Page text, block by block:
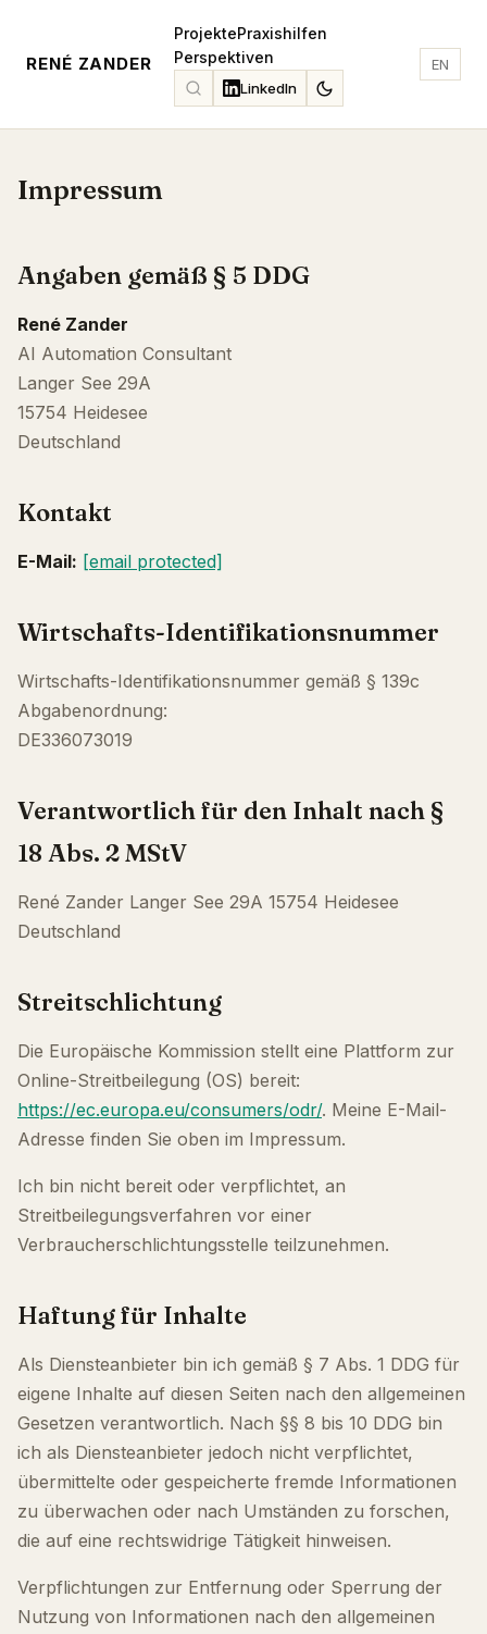
RENÉ ZANDER
ProjektePraxishilfen
Perspektiven
LinkedIn
EN
Impressum
Angaben gemäß § 5 DDG
René Zander
AI Automation Consultant
Langer See 29A
15754 Heidesee
Deutschland
Kontakt
E-Mail: [email protected]
Wirtschafts-Identifikationsnummer
Wirtschafts-Identifikationsnummer gemäß § 139c
Abgabenordnung:
DE336073019
Verantwortlich für den Inhalt nach §
18 Abs. 2 MStV
René Zander Langer See 29A 15754 Heidesee
Deutschland
Streitschlichtung
Die Europäische Kommission stellt eine Plattform zur
Online-Streitbeilegung (OS) bereit:
https://ec.europa.eu/consumers/odr/. Meine E-Mail-
Adresse finden Sie oben im Impressum.
Ich bin nicht bereit oder verpflichtet, an
Streitbeilegungsverfahren vor einer
Verbraucherschlichtungsstelle teilzunehmen.
Haftung für Inhalte
Als Diensteanbieter bin ich gemäß § 7 Abs. 1 DDG für
eigene Inhalte auf diesen Seiten nach den allgemeinen
Gesetzen verantwortlich. Nach §§ 8 bis 10 DDG bin
ich als Diensteanbieter jedoch nicht verpflichtet,
übermittelte oder gespeicherte fremde Informationen
zu überwachen oder nach Umständen zu forschen,
die auf eine rechtswidrige Tätigkeit hinweisen.
Verpflichtungen zur Entfernung oder Sperrung der
Nutzung von Informationen nach den allgemeinen